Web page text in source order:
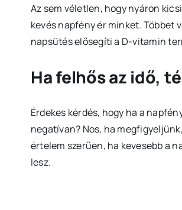
Az sem véletlen, hogy nyáron
kevés napfény ér minket. Többet
napsütés elősegíti a D-vitamin
Ha felhős az idő,
Érdekes kérdés, hogy ha a
negatívan? Nos, ha
értelem szerűen, ha kevesebb a
lesz.